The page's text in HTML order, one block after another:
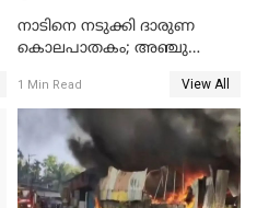
നാടിനെ നടുക്കി ദാരുണ
കൊലപാതകം; അഞ്ചു
കഴുത്തുഞെരിച്ച് കൊന്നു
1 Min Read View All